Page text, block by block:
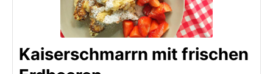
Kaiserschmarrn mit frischen